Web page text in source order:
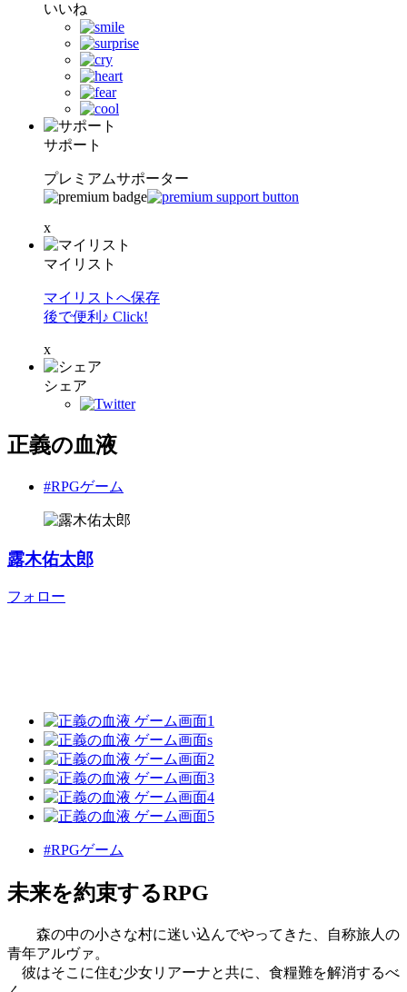
いいね
サポート
プレミアムサポーター
x
マイリスト
マイリストへ保存
後で便利♪ Click!
x
シェア
正義の血液
#RPGゲーム
露木佑太郎
フォロー
#RPGゲーム
未来を約束するRPG
森の中の小さな村に迷い込んでやってきた、自称旅人の
青年アルヴァ。
彼はそこに住む少女リアーナと共に、食糧難を解消するべ